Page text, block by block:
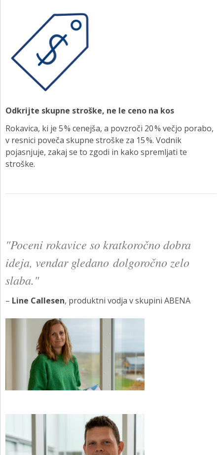
Odkrijte skupne stroške, ne le ceno na kos
Rokavica, ki je 5 % cenejša, a povzroči 20 % večjo porabo,
v resnici poveča skupne stroške za 15 %. Vodnik
pojasnjuje, zakaj se to zgodi in kako spremljati te
stroške.
"Poceni rokavice so kratkoročno dobra
ideja, vendar gledano dolgoročno zelo
slaba."
– Line Callesen, produktni vodja v skupini ABENA